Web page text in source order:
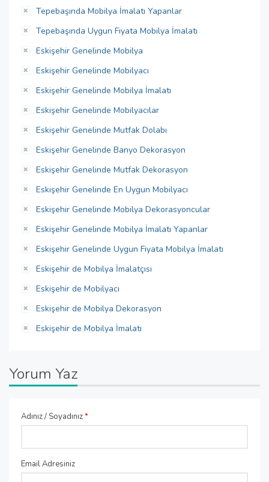
Tepebaşında Mobilya İmalatı Yapanlar
Tepebaşında Uygun Fiyata Mobilya İmalatı
Eskişehir Genelinde Mobilya
Eskişehir Genelinde Mobilyacı
Eskişehir Genelinde Mobilya İmalatı
Eskişehir Genelinde Mobilyacılar
Eskişehir Genelinde Mutfak Dolabı
Eskişehir Genelinde Banyo Dekorasyon
Eskişehir Genelinde Mutfak Dekorasyon
Eskişehir Genelinde En Uygun Mobilyacı
Eskişehir Genelinde Mobilya Dekorasyoncular
Eskişehir Genelinde Mobilya İmalatı Yapanlar
Eskişehir Genelinde Uygun Fiyata Mobilya İmalatı
Eskişehir de Mobilya İmalatçısı
Eskişehir de Mobilyacı
Eskişehir de Mobilya Dekorasyon
Eskişehir de Mobilya İmalatı
Yorum Yaz
Adınız / Soyadınız*
Email Adresiniz